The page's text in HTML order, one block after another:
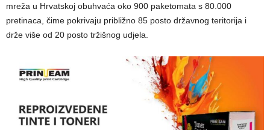
mreža u Hrvatskoj obuhvaća oko 900 paketomata s 80.000
pretinaca, čime pokrivaju približno 85 posto državnog teritorija i
drže više od 20 posto tržišnog udjela.